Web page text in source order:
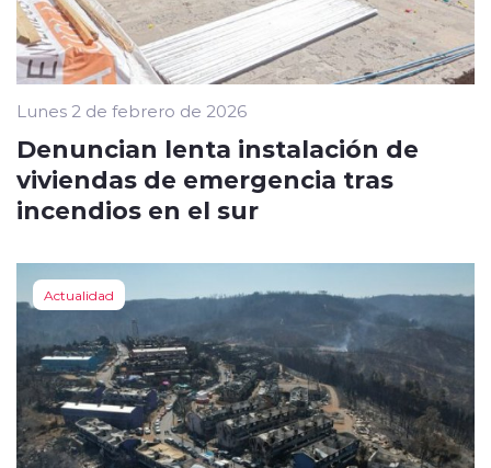
Lunes 2 de febrero de 2026
Denuncian lenta instalación de
viviendas de emergencia tras
incendios en el sur
Actualidad